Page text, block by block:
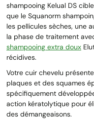
shampooing Kelual DS
que le Squanorm
les pellicules sèches, une
la phase de traitement
shampooing extra doux
récidives.
Votre cuir chevelu
plaques et des squames
spécifiquement
action kératolytique pour
des démangeaisons.